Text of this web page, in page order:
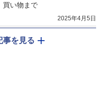
買い物まで
2025年4月5日
事を見る